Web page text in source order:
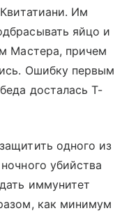
Им
яйцо и
Мастера, причем
Ошибку первым
досталась T-
одного из
убийства
иммунитет
как минимум